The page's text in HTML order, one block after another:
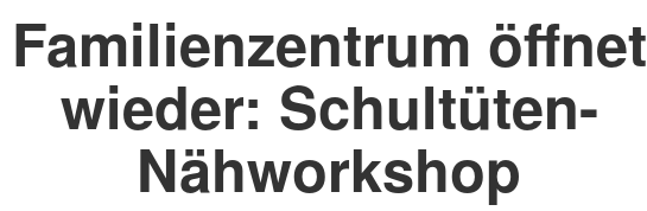
Familienzentrum öffnet
wieder: Schultüten-
Nähworkshop